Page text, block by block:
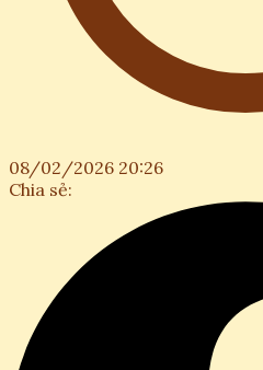
08/02/2026 20:26
Chia sẻ: